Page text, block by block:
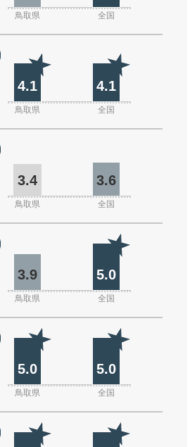
鳥取県 全国
4.1 4.1
鳥取県 全国
3.4 3.6
鳥取県 全国
3.9 5.0
鳥取県 全国
5.0 5.0
鳥取県 全国